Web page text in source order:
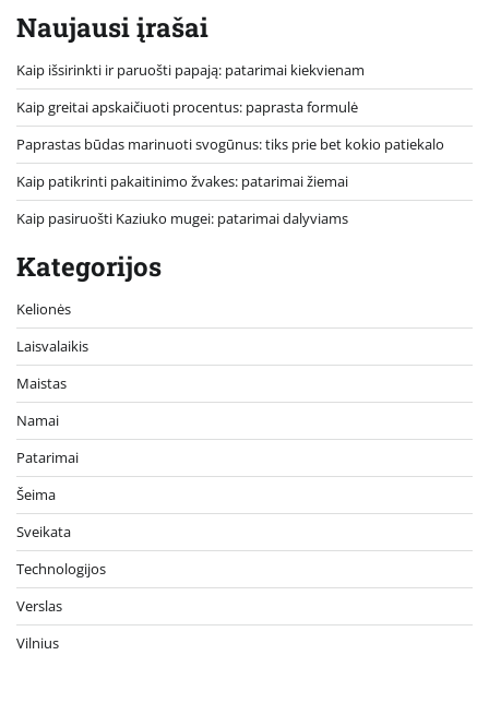
Naujausi įrašai
Kaip išsirinkti ir paruošti papają: patarimai kiekvienam
Kaip greitai apskaičiuoti procentus: paprasta formulė
Paprastas būdas marinuoti svogūnus: tiks prie bet kokio patiekalo
Kaip patikrinti pakaitinimo žvakes: patarimai žiemai
Kaip pasiruošti Kaziuko mugei: patarimai dalyviams
Kategorijos
Kelionės
Laisvalaikis
Maistas
Namai
Patarimai
Šeima
Sveikata
Technologijos
Verslas
Vilnius